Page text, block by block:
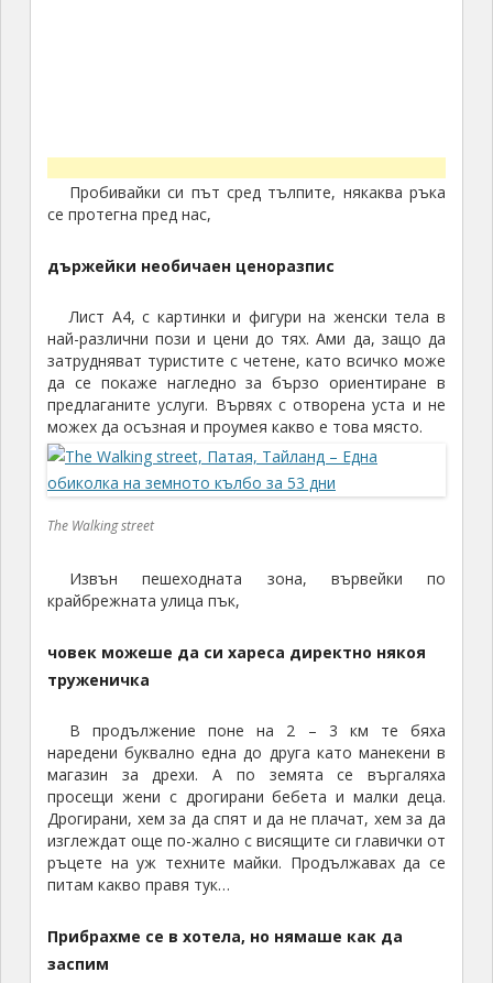
се протегна пред нас,
най-различни пози и цени до тях. Ами да, защо да
затрудняват туристите с четене, като всичко може
да се покаже нагледно за бързо ориентиране в
предлаганите услуги. Вървях с отворена уста и не
можех да осъзная и проумея какво е това място.
The Walking street
крайбрежната улица пък,
труженичка
наредени буквално една до друга като манекени в
магазин за дрехи. А по земята се въргаляха
просещи жени с дрогирани бебета и малки деца.
Дрогирани, хем за да спят и да не плачат, хем за да
изглеждат още по-жално с висящите си главички от
ръцете на уж техните майки. Продължавах да се
питам какво правя тук…
заспим